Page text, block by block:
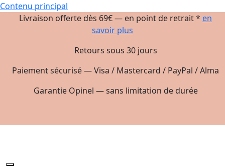
Contenu principal
Livraison offerte dès 69€ — en point de retrait * en
savoir plus
Retours sous 30 jours
Paiement sécurisé — Visa / Mastercard / PayPal / Alma
Garantie Opinel — sans limitation de durée